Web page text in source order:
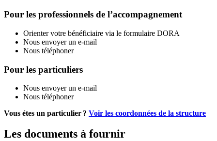
Pour les professionnels de l’accompagnement
Orienter votre bénéficiaire via le formulaire DORA
Nous envoyer un e-mail
Nous téléphoner
Pour les particuliers
Nous envoyer un e-mail
Nous téléphoner
Vous étes un particulier ? Voir les coordonnées de la structure
Les documents à fournir